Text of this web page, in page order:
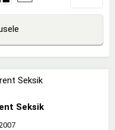
Seksik